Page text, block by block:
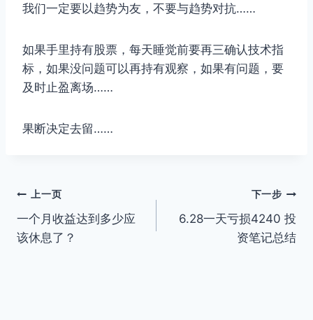
我们一定要以趋势为友，不要与趋势对抗……
如果手里持有股票，每天睡觉前要再三确认技术指
标，如果没问题可以再持有观察，如果有问题，要
及时止盈离场……
果断决定去留……
文
章
上一页
一个月收益达到多少应
该休息了？
下一步
6.28一天亏损4240 投
资笔记总结